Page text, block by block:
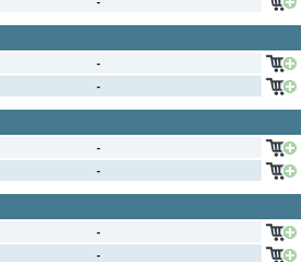
-
-
-
-
-
-